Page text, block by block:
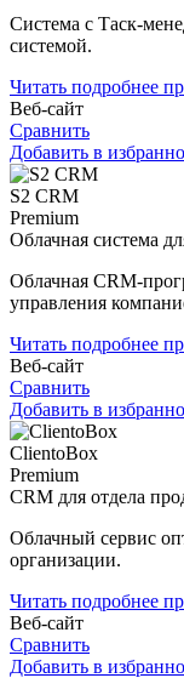
Система с Таск-
системой.
Читать подробнее
Веб-сайт
Сравнить
Добавить в
S2 CRM
Premium
Облачная система
Облачная CRM-
управления
Читать подробнее
Веб-сайт
Сравнить
Добавить в
ClientoBox
Premium
CRM для отдела
Облачный сервис
организации.
Читать подробнее
Веб-сайт
Сравнить
Добавить в